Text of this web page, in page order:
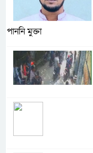
পাননি মুক্তা